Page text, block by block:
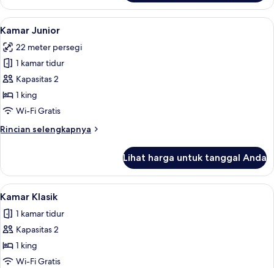
Kamar
Deluks
Lihat
semua
foto
untuk
Kamar
Junior
Minibar, meja kerja, Wi-Fi gratis, dan
5
Kamar Junior
22 meter persegi
1 kamar tidur
Kapasitas 2
1 king
Wi-Fi Gratis
Rincian selengkapnya
Rincian
Kamar
Junior
Lihat harga untuk tanggal Anda
Lihat
semua
foto
untuk
Kamar
Klasik
Minibar, meja kerja, Wi-Fi gratis, dan
4
Kamar Klasik
1 kamar tidur
Kapasitas 2
1 king
Wi-Fi Gratis